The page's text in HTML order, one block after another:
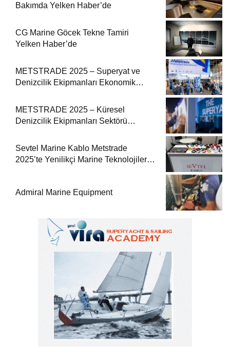
Bakımda Yelken Haber’de
CG Marine Göcek Tekne Tamiri
Yelken Haber’de
METSTRADE 2025 – Superyat ve
Denizcilik Ekipmanları Ekonomik
METSTRADE 2025 – Küresel
Denizcilik Ekipmanları Sektörü
Sevtel Marine Kablo Metstrade
2025’te Yenilikçi Marine Teknolojilerini
Admiral Marine Equipment